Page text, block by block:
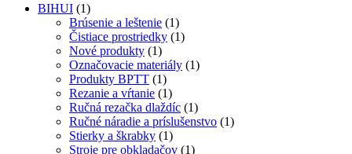
BIHUI (1)
Brúsenie a leštenie (1)
Čistiace prostriedky (1)
Nové produkty (1)
Označovacie materiály (1)
Produkty BPTT (1)
Rezanie a vŕtanie (1)
Ručná rezačka dlaždíc (1)
Ručné náradie a príslušenstvo (1)
Stierky a škrabky (1)
Stroje pre obkladačov (1)